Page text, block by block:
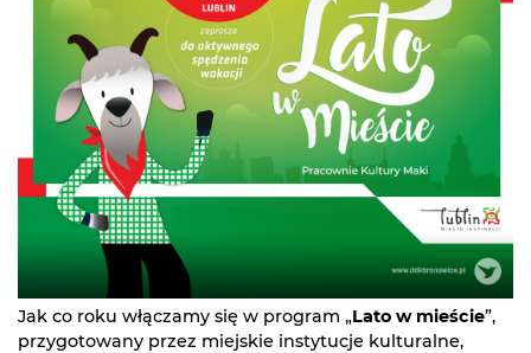
Jak co roku włączamy się w program „Lato w mieście”,
przygotowany przez miejskie instytucje kulturalne,